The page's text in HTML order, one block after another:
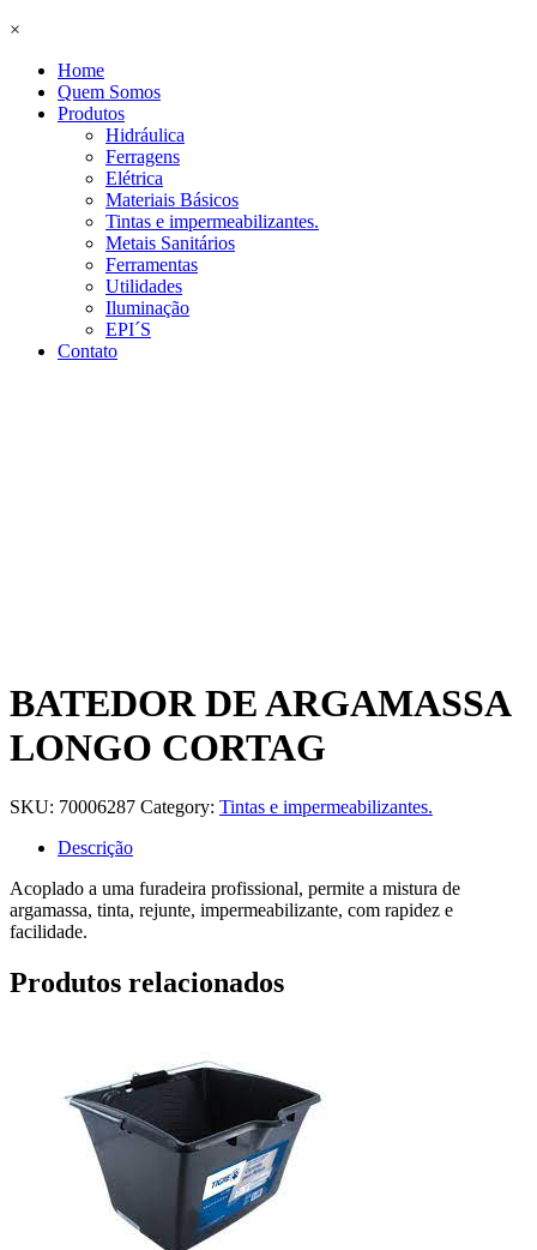
×
Home
Quem Somos
Produtos
Hidráulica
Ferragens
Elétrica
Materiais Básicos
Tintas e impermeabilizantes.
Metais Sanitários
Ferramentas
Utilidades
Iluminação
EPI´S
Contato
BATEDOR DE ARGAMASSA
LONGO CORTAG
SKU: 70006287 Category: Tintas e impermeabilizantes.
Descrição
Acoplado a uma furadeira profissional, permite a mistura de
argamassa, tinta, rejunte, impermeabilizante, com rapidez e
facilidade.
Produtos relacionados